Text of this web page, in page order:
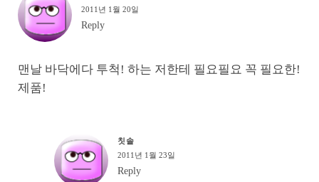
2011년 1월 20일
Reply
맨날 바닥에다 투척! 하는 저한테 필요필요 꼭 필요한!
제품!
칫솔
2011년 1월 23일
Reply